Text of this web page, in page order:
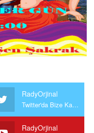
RadyOrjinal
Twitter'da Bize Katılın
RadyOrjinal